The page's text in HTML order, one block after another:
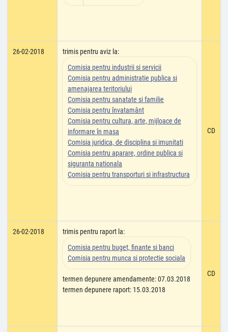
26-02-2018
trimis pentru aviz la:
Comisia pentru industrii si servicii
Comisia pentru administratie publica si
amenajarea teritoriului
Comisia pentru sanatate si familie
Comisia pentru învatamânt
Comisia pentru cultura, arte, mijloace de
informare în masa
Comisia juridica, de disciplina si imunitati
Comisia pentru aparare, ordine publica si
siguranta nationala
Comisia pentru transporturi si infrastructura
CD
26-02-2018
trimis pentru raport la:
Comisia pentru buget, finante si banci
Comisia pentru munca si protectie sociala
termen depunere amendamente: 07.03.2018
termen depunere raport: 15.03.2018
CD